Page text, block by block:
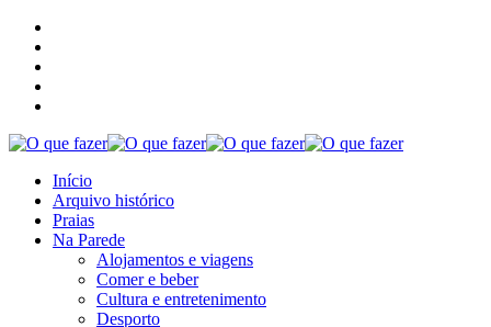
Início
Arquivo histórico
Praias
Na Parede
Alojamentos e viagens
Comer e beber
Cultura e entretenimento
Desporto